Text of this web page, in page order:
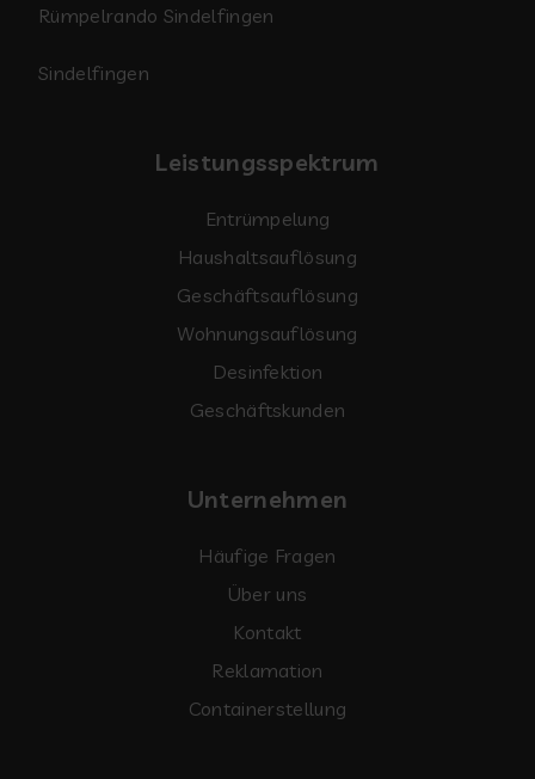
Rümpelrando Sindelfingen
Sindelfingen
Leistungsspektrum
Entrümpelung
Haushaltsauflösung
Geschäftsauflösung
Wohnungsauflösung
Desinfektion
Geschäftskunden
Unternehmen
Häufige Fragen
Über uns
Kontakt
Reklamation
Containerstellung